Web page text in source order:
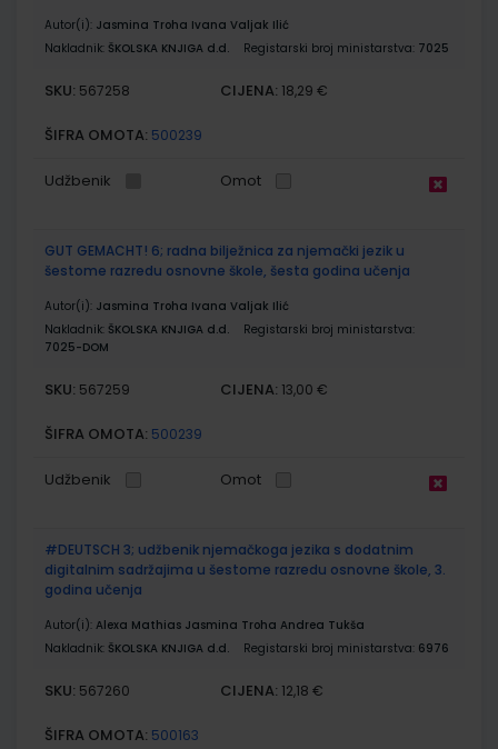
Autor(i): Jasmina Troha Ivana Valjak Ilić
Nakladnik: ŠKOLSKA KNJIGA d.d. Registarski broj ministarstva: 7025
SKU: 567258 CIJENA: 18,29 €
ŠIFRA OMOTA: 500239
Udžbenik Omot
GUT GEMACHT! 6; radna bilježnica za njemački jezik u
šestome razredu osnovne škole, šesta godina učenja
Autor(i): Jasmina Troha Ivana Valjak Ilić
Nakladnik: ŠKOLSKA KNJIGA d.d.
Registarski broj ministarstva:
7025-DOM
SKU: 567259 CIJENA: 13,00 €
ŠIFRA OMOTA: 500239
Udžbenik Omot
#DEUTSCH 3; udžbenik njemačkoga jezika s dodatnim
digitalnim sadržajima u šestome razredu osnovne škole, 3.
godina učenja
Autor(i): Alexa Mathias Jasmina Troha Andrea Tukša
Nakladnik: ŠKOLSKA KNJIGA d.d. Registarski broj ministarstva: 6976
SKU: 567260 CIJENA: 12,18 €
ŠIFRA OMOTA: 500163